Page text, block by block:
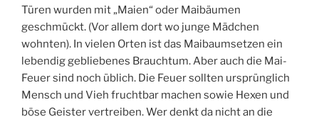
Türen wurden mit „Maien“ oder Maibäumen
geschmückt. (Vor allem dort wo junge Mädchen
wohnten). In vielen Orten ist das Maibaumsetzen ein
lebendig gebliebenes Brauchtum. Aber auch die Mai-
Feuer sind noch üblich. Die Feuer sollten ursprünglich
Mensch und Vieh fruchtbar machen sowie Hexen und
böse Geister vertreiben. Wer denkt da nicht an die